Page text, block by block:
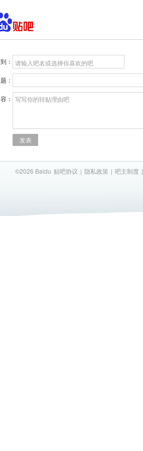
： 请输入吧名或选择你喜欢的吧
：
： 写写你的转贴理由吧
发表
©2026 Baidu 贴吧协议 | 隐私政策 | 吧主制度 |